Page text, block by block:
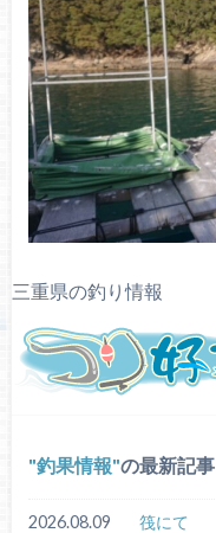
三重県の釣り情報
釣果情報 の最新記事
2026.08.09 筏にて